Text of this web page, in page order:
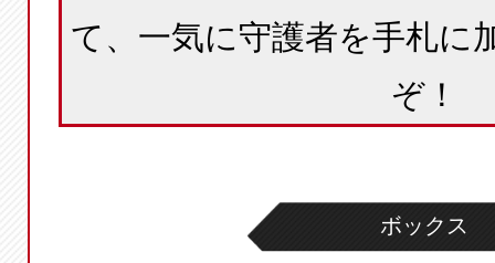
て、一気に守護者を手札に
ぞ！
ボックス